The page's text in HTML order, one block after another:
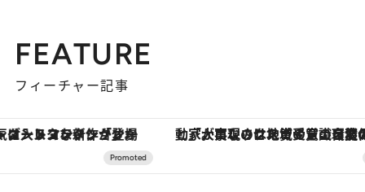
FEATURE
フィーチャー記事
「大事なのは地域の意識を変えること」。ロレックス賞受賞の自然保護活動家が実現させたナイジェリアの自然環境の復活